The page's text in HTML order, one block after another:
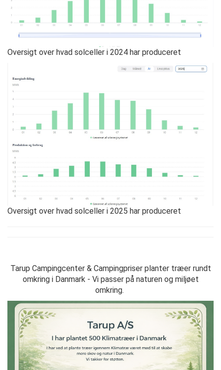
Oversigt over hvad solceller i 2024 har produceret
Oversigt over hvad solceller i 2025 har produceret
Tarup Campingcenter & Campingpriser planter træer rundt
omkring i Danmark - Vi passer på naturen og miljøet
omkring.